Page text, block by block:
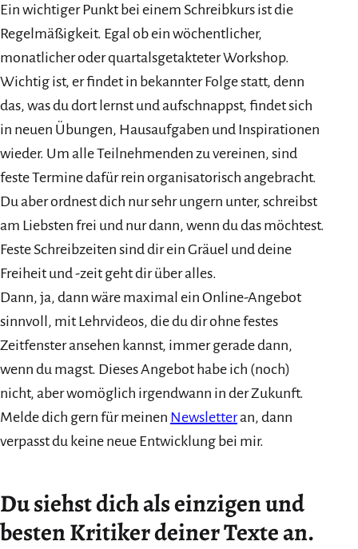
Ein wichtiger Punkt bei einem Schreibkurs ist die
Regelmäßigkeit. Egal ob ein wöchentlicher,
monatlicher oder quartalsgetakteter Workshop.
Wichtig ist, er findet in bekannter Folge statt, denn
das, was du dort lernst und aufschnappst, findet sich
in neuen Übungen, Hausaufgaben und Inspirationen
wieder. Um alle Teilnehmenden zu vereinen, sind
feste Termine dafür rein organisatorisch angebracht.
Du aber ordnest dich nur sehr ungern unter, schreibst
am Liebsten frei und nur dann, wenn du das möchtest.
Feste Schreibzeiten sind dir ein Gräuel und deine
Freiheit und -zeit geht dir über alles.
Dann, ja, dann wäre maximal ein Online-Angebot
sinnvoll, mit Lehrvideos, die du dir ohne festes
Zeitfenster ansehen kannst, immer gerade dann,
wenn du magst. Dieses Angebot habe ich (noch)
nicht, aber womöglich irgendwann in der Zukunft.
Melde dich gern für meinen Newsletteran, dann
verpasst du keine neue Entwicklung bei mir.
Du siehst dich als einzigen und
besten Kritiker deiner Texte an.